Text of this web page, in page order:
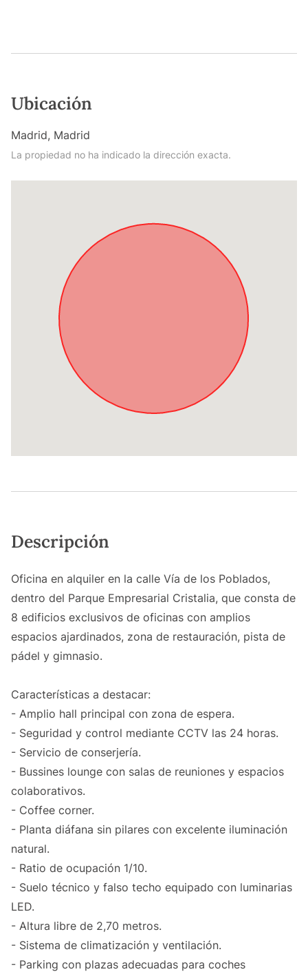
Ubicación
Madrid, Madrid
La propiedad no ha indicado la dirección exacta.
Descripción
Oficina en alquiler en la calle Vía de los Poblados,
dentro del Parque Empresarial Cristalia, que consta de
8 edificios exclusivos de oficinas con amplios
espacios ajardinados, zona de restauración, pista de
pádel y gimnasio.
Características a destacar:
- Amplio hall principal con zona de espera.
- Seguridad y control mediante CCTV las 24 horas.
- Servicio de conserjería.
- Bussines lounge con salas de reuniones y espacios
colaborativos.
- Coffee corner.
- Planta diáfana sin pilares con excelente iluminación
natural.
- Ratio de ocupación 1/10.
- Suelo técnico y falso techo equipado con luminarias
LED.
- Altura libre de 2,70 metros.
- Sistema de climatización y ventilación.
- Parking con plazas adecuadas para coches